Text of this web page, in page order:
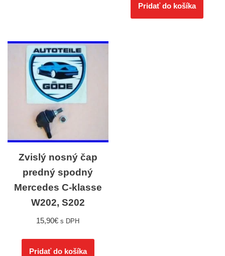
Pridať do košíka
Zvislý nosný čap
predný spodný
Mercedes C-klasse
W202, S202
15,90€ s DPH
Pridať do košíka